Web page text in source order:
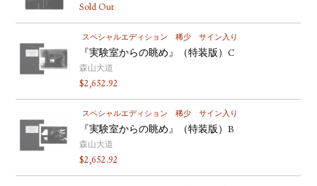
Sold Out
スペシャルエディション 稀少 サイン入り
『実験室からの眺め』（特装版）C
森山大道
$2,652.92
スペシャルエディション 稀少 サイン入り
『実験室からの眺め』（特装版）B
森山大道
$2,652.92